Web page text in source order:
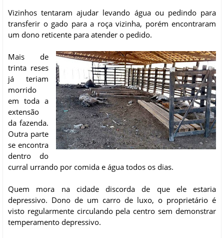
Vizinhos tentaram ajudar levando água ou pedindo para
transferir o gado para a roça vizinha, porém encontraram
um dono reticente para atender o pedido.
Mais de
trinta reses
já teriam
morrido
em toda a
extensão
da fazenda.
Outra parte
se encontra
dentro do
curral urrando por comida e água todos os dias.
Quem mora na cidade discorda de que ele estaria
depressivo. Dono de um carro de luxo, o proprietário é
visto regularmente circulando pela centro sem demonstrar
temperamento depressivo.